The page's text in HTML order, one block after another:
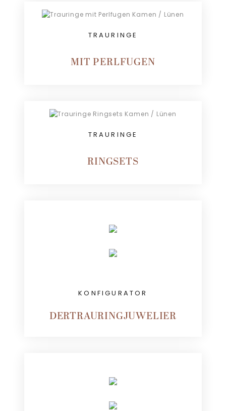
TRAURINGE
MIT PERLFUGEN
TRAURINGE
RINGSETS
KONFIGURATOR
DERTRAURINGJUWELIER